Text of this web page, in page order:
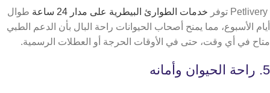
خدمات الطوارئ البيطرية على مدار 24 ساعة
طوال
أيام الأسبوع، مما يمنح أصحاب الحيوانات راحة البال بأن الدعم الطبي
متاح في أي وقت، حتى في الأوقات الحرجة أو العطلات الرسمية.
5. راحة الحيوان وأمانه